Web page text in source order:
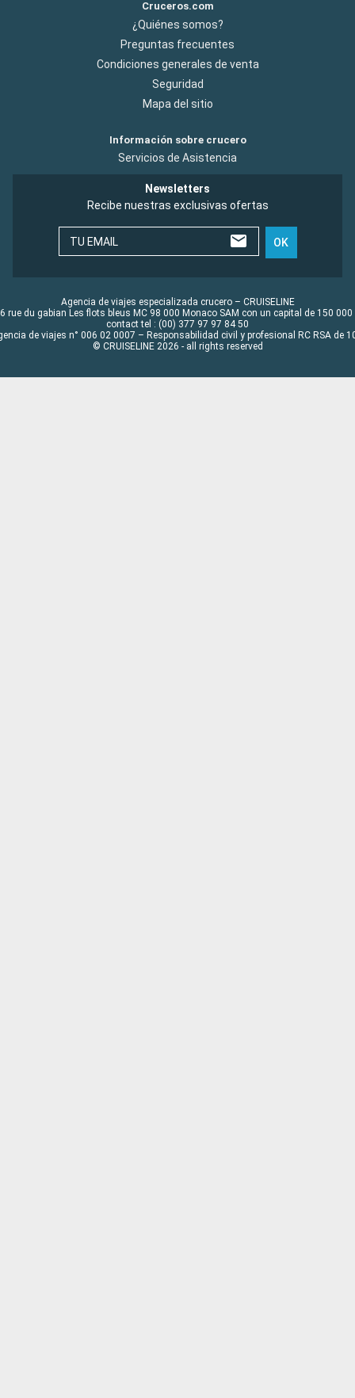
Cruceros.com
¿Quiénes somos?
Preguntas frecuentes
Condiciones generales de venta
Seguridad
Mapa del sitio
Información sobre crucero
Servicios de Asistencia
Newsletters
Recibe nuestras exclusivas ofertas
TU EMAIL OK
Agencia de viajes especializada crucero – CRUISELINE
rue du gabian Les flots bleus MC 98 000 Monaco SAM con un capital de 150 000
contact tel : (00) 377 97 97 84 50
de viajes n° 006 02 0007 – Responsabilidad civil y profesional RC RSA de
© CRUISELINE 2026 - all rights reserved